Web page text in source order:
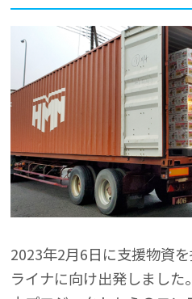
2023年2月6日に支援物資
ライナに向け出発しました。